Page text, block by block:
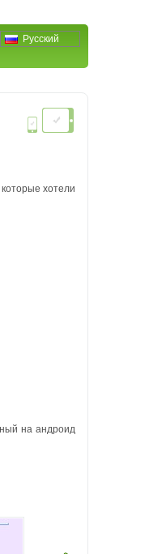
Русский
хотели
на андроид